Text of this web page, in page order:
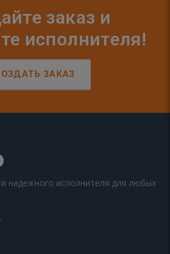
заказ и
исполнителя!
ЗАКАЗ
надежного исполнителя для любых